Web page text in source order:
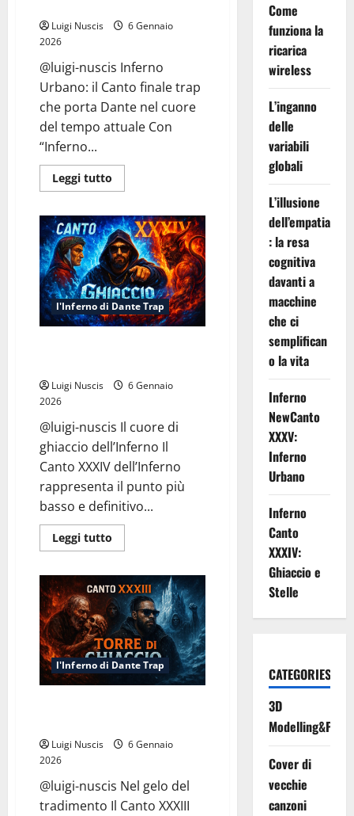
Luigi Nuscis
6 Gennaio
2026
@luigi-nuscis Inferno
Urbano: il Canto finale trap
che porta Dante nel cuore
del tempo attuale Con
“Inferno...
Leggi tutto
di
Inferno
NewCanto
XXXV:
Inferno
Urbano
l'Inferno di Dante Trap
Luigi Nuscis
6 Gennaio
2026
@luigi-nuscis Il cuore di
ghiaccio dell’Inferno Il
Canto XXXIV dell’Inferno
rappresenta il punto più
basso e definitivo...
Leggi tutto
di
Inferno
Canto
XXXIV:
Ghiaccio
e
Stelle
l'Inferno di Dante Trap
Luigi Nuscis
6 Gennaio
2026
@luigi-nuscis Nel gelo del
tradimento Il Canto XXXIII
Come
funziona la
ricarica
wireless
L’inganno
delle
variabili
globali
L’illusione
dell’empatia
: la resa
cognitiva
davanti a
macchine
che ci
semplifican
o la vita
Inferno
NewCanto
XXXV:
Inferno
Urbano
Inferno
Canto
XXXIV:
Ghiaccio e
Stelle
CATEGORIES
3D
Cover di
vecchie
canzoni